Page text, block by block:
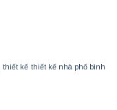
thiết kế thiết kế nhà phố bình